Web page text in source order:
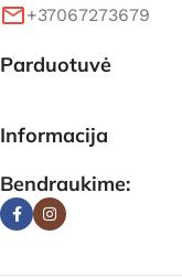
+37067273679
Parduotuvė
Informacija
Bendraukime: